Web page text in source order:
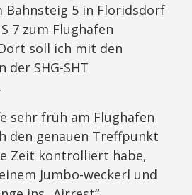
Bahnsteig 5 in Floridsdorf
7 zum Flughafen
soll ich mit den
der SHG-SHT
sehr früh am Flughafen
den genauen Treffpunkt
Zeit kontrolliert habe,
Jumbo-weckerl und